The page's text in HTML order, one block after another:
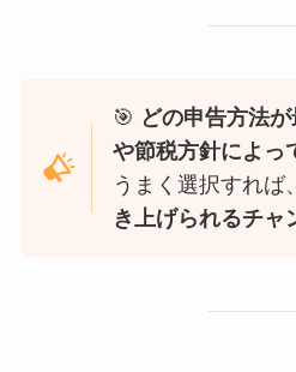
🎯 どの申告方法
や節税方針によっ
うまく選択すれば
き上げられるチャ